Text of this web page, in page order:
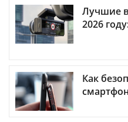
Лучшие
2026
Как